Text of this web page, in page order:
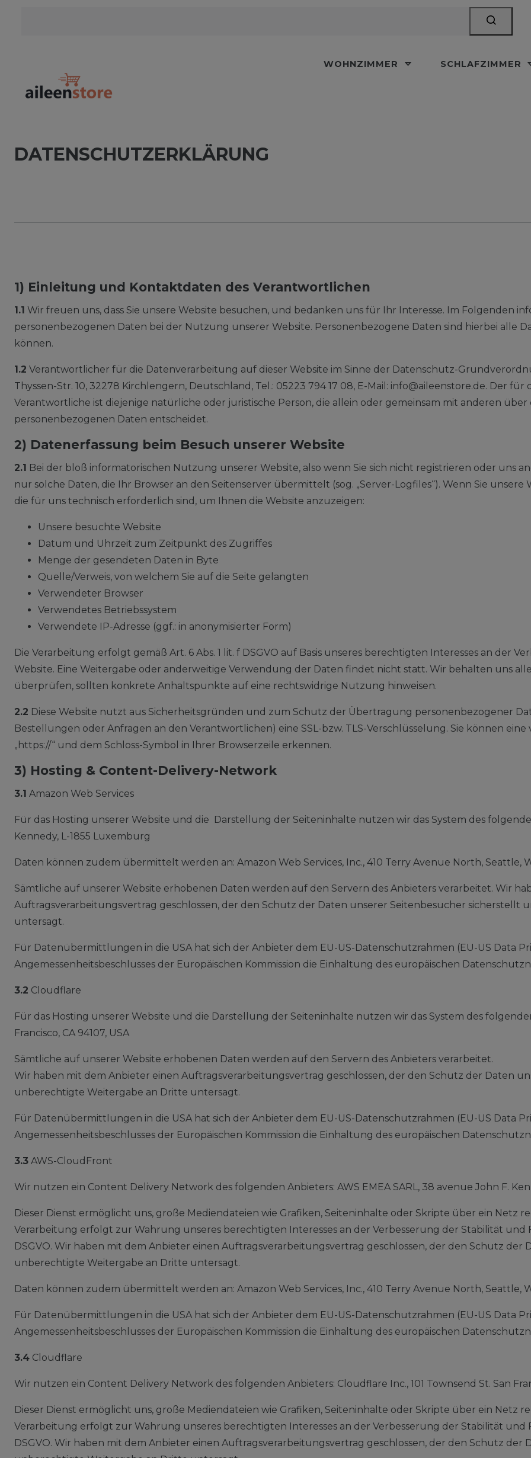
WOHNZIMMER SCHLAFZIMMER
DATEN­SCHUTZ­ERKLÄRUNG
1) Einleitung und Kontaktdaten des Verantwortlichen
1.1 Wir freuen uns, dass Sie unsere Website besuchen, und bedanken uns für Ihr Interesse. Im Folgenden
personenbezogenen Daten bei der Nutzung unserer Website. Personenbezogene Daten sind hierbei alle
können.
1.2 Verantwortlicher für die Datenverarbeitung auf dieser Website im Sinne der Datenschutz-
Thyssen-Str. 10, 32278 Kirchlengern, Deutschland, Tel.: 05223 794 17 08, E-Mail: info@aileenstore.de. Der
Verantwortliche ist diejenige natürliche oder juristische Person, die allein oder gemeinsam mit anderen
personenbezogenen Daten entscheidet.
2) Datenerfassung beim Besuch unserer Website
2.1 Bei der bloß informatorischen Nutzung unserer Website, also wenn Sie sich nicht registrieren oder uns
nur solche Daten, die Ihr Browser an den Seitenserver übermittelt (sog. „Server-Logfiles“). Wenn Sie
die für uns technisch erforderlich sind, um Ihnen die Website anzuzeigen:
Unsere besuchte Website
Datum und Uhrzeit zum Zeitpunkt des Zugriffes
Menge der gesendeten Daten in Byte
Quelle/Verweis, von welchem Sie auf die Seite gelangten
Verwendeter Browser
Verwendetes Betriebssystem
Verwendete IP-Adresse (ggf.: in anonymisierter Form)
Die Verarbeitung erfolgt gemäß Art. 6 Abs. 1 lit. f DSGVO auf Basis unseres berechtigten Interesses an der
Website. Eine Weitergabe oder anderweitige Verwendung der Daten findet nicht statt. Wir behalten uns
überprüfen, sollten konkrete Anhaltspunkte auf eine rechtswidrige Nutzung hinweisen.
2.2 Diese Website nutzt aus Sicherheitsgründen und zum Schutz der Übertragung personenbezogener
Bestellungen oder Anfragen an den Verantwortlichen) eine SSL-bzw. TLS-Verschlüsselung. Sie können
„https://“ und dem Schloss-Symbol in Ihrer Browserzeile erkennen.
3) Hosting & Content-Delivery-Network
3.1 Amazon Web Services
Für das Hosting unserer Website und die Darstellung der Seiteninhalte nutzen wir das System des
Kennedy, L-1855 Luxemburg
Daten können zudem übermittelt werden an: Amazon Web Services, Inc., 410 Terry Avenue North, Seattle,
Sämtliche auf unserer Website erhobenen Daten werden auf den Servern des Anbieters verarbeitet. Wir
Auftragsverarbeitungsvertrag geschlossen, der den Schutz der Daten unserer Seitenbesucher sicherstellt
untersagt.
Für Datenübermittlungen in die USA hat sich der Anbieter dem EU-US-Datenschutzrahmen (EU-US Data
Angemessenheitsbeschlusses der Europäischen Kommission die Einhaltung des europäischen
3.2 Cloudflare
Für das Hosting unserer Website und die Darstellung der Seiteninhalte nutzen wir das System des
Francisco, CA 94107, USA
Sämtliche auf unserer Website erhobenen Daten werden auf den Servern des Anbieters verarbeitet.
Wir haben mit dem Anbieter einen Auftragsverarbeitungsvertrag geschlossen, der den Schutz der Daten
unberechtigte Weitergabe an Dritte untersagt.
Für Datenübermittlungen in die USA hat sich der Anbieter dem EU-US-Datenschutzrahmen (EU-US Data
Angemessenheitsbeschlusses der Europäischen Kommission die Einhaltung des europäischen
3.3 AWS-CloudFront
Wir nutzen ein Content Delivery Network des folgenden Anbieters: AWS EMEA SARL, 38 avenue John F.
Dieser Dienst ermöglicht uns, große Mediendateien wie Grafiken, Seiteninhalte oder Skripte über ein Netz
Verarbeitung erfolgt zur Wahrung unseres berechtigten Interesses an der Verbesserung der Stabilität und
DSGVO. Wir haben mit dem Anbieter einen Auftragsverarbeitungsvertrag geschlossen, der den Schutz
unberechtigte Weitergabe an Dritte untersagt.
Daten können zudem übermittelt werden an: Amazon Web Services, Inc., 410 Terry Avenue North, Seattle,
Für Datenübermittlungen in die USA hat sich der Anbieter dem EU-US-Datenschutzrahmen (EU-US Data
Angemessenheitsbeschlusses der Europäischen Kommission die Einhaltung des europäischen
3.4 Cloudflare
Wir nutzen ein Content Delivery Network des folgenden Anbieters: Cloudflare Inc., 101 Townsend St. San
Dieser Dienst ermöglicht uns, große Mediendateien wie Grafiken, Seiteninhalte oder Skripte über ein Netz
Verarbeitung erfolgt zur Wahrung unseres berechtigten Interesses an der Verbesserung der Stabilität und
DSGVO. Wir haben mit dem Anbieter einen Auftragsverarbeitungsvertrag geschlossen, der den Schutz